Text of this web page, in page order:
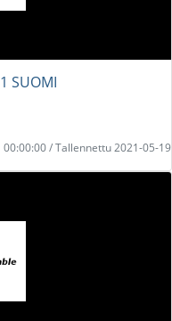
SUOMI
00:00:00 / Tallennettu 2021-05-19